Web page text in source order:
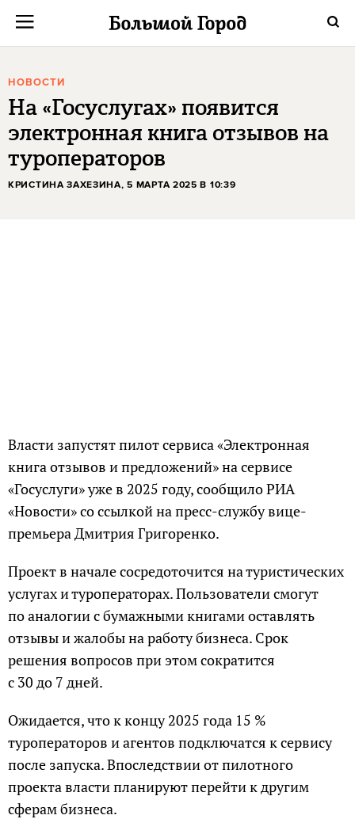
НОВОСТИ
На «Госуслугах» появится
электронная книга отзывов на
туроператоров
КРИСТИНА ЗАХЕЗИНА, 5 МАРТА 2025 В 10:39
Власти запустят пилот сервиса «Электронная
книга отзывов и предложений» на сервисе
«Госуслуги» уже в 2025 году, сообщило РИА
«Новости» со ссылкой на пресс-службу вице-
премьера Дмитрия Григоренко.
Проект в начале сосредоточится на туристических
услугах и туроператорах. Пользователи смогут
по аналогии с бумажными книгами оставлять
отзывы и жалобы на работу бизнеса. Срок
решения вопросов при этом сократится
с 30 до 7 дней.
Ожидается, что к концу 2025 года 15 %
туроператоров и агентов подключатся к сервису
после запуска. Впоследствии от пилотного
проекта власти планируют перейти к другим
сферам бизнеса.